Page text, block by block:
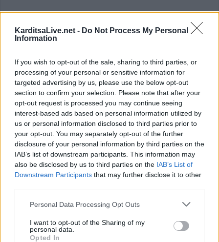
KarditsaLive.net - Do Not Process My Personal
Information
If you wish to opt-out of the sale, sharing to third parties, or
processing of your personal or sensitive information for
targeted advertising by us, please use the below opt-out
section to confirm your selection. Please note that after your
opt-out request is processed you may continue seeing
interest-based ads based on personal information utilized by
us or personal information disclosed to third parties prior to
your opt-out. You may separately opt-out of the further
disclosure of your personal information by third parties on the
IAB’s list of downstream participants. This information may
also be disclosed by us to third parties on the IAB’s List of
Downstream Participants that may further disclose it to other
Personal Data Processing Opt Outs
I want to opt-out of the Sharing of my
personal data.
Opted In
ΕΠΑΓΓΕΛΜΑΤΙΕΣ ΥΓΕΙΑΣ
Ειδικός Αλλεργιολόγος "Ηλίας Χρ. Καραμαγκιόλας" Ειδικός Παθολόγος 'Αθηνά Γ. Λάζου'
ΑΓΓΕΛΙΕΣ